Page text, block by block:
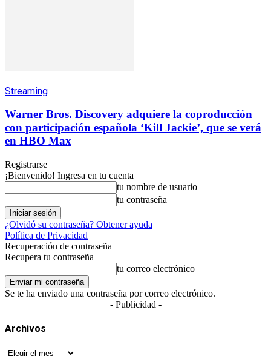
Streaming
Warner Bros. Discovery adquiere la coproducción
con participación española ‘Kill Jackie’, que se verá
en HBO Max
Registrarse
¡Bienvenido! Ingresa en tu cuenta
tu nombre de usuario
tu contraseña
¿Olvidó su contraseña? Obtener ayuda
Política de Privacidad
Recuperación de contraseña
Recupera tu contraseña
tu correo electrónico
Se te ha enviado una contraseña por correo electrónico.
- Publicidad -
Archivos
Archivos